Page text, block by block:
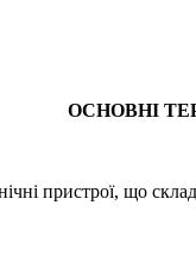
ОСНОВНІ
пристрої, що